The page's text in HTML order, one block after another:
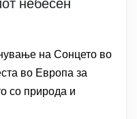
на Сонцето во
во Европа за
со природа и